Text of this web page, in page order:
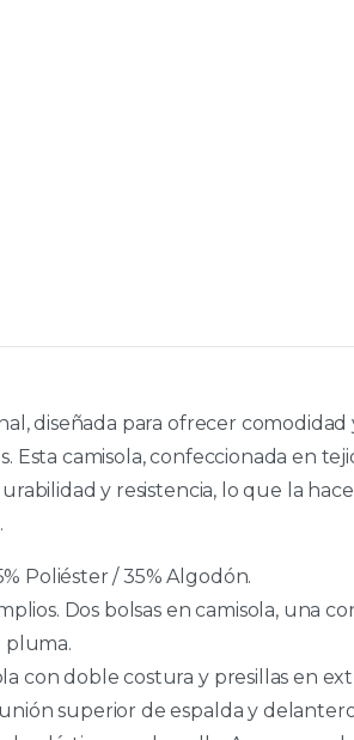
diseñada para ofrecer comodidad
Esta camisola, confeccionada en
y resistencia, lo que la
Poliéster / 35% Algodón.
Dos bolsas en camisola, una
pluma.
con doble costura y presillas en
superior de espalda y